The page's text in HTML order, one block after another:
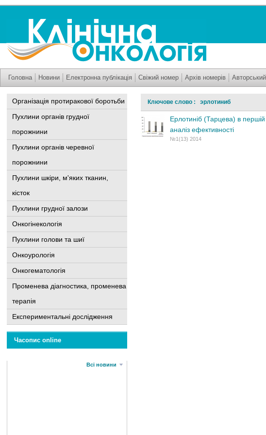
Головна Новини Електронна публікація Свіжий номер Архів номерів
Організація протиракової боротьби
Пухлини органів грудної
порожнини
Пухлини органів черевної
порожнини
Пухлини шкіри, м'яких тканин,
кісток
Пухлини грудної залози
Онкогінекологія
Пухлини голови та шиї
Онкоурологія
Онкогематологія
Променева діагностика, променева
терапія
Експериментальні дослідження
Часопис online
Всі новини
Ключове слово : эрлотиниб
Ерлотиніб (Тарцева) в першій
аналіз ефективності
№1(13) 2014